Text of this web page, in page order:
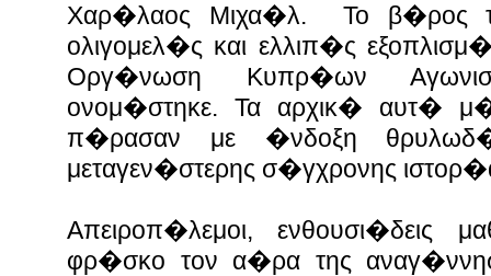
Χαρ�λαος Μιχα�λ. Το β�ρος
ολιγομελ�ς και ελλιπ�ς
Οργ�νωση Κυπρ�ων
ονομ�στηκε. Τα αρχικ� αυτ�
π�ρασαν με �νδοξη
μεταγεν�στερης σ�γχρονης
Απειροπ�λεμοι, ενθουσι�δεις
φρ�σκο τον α�ρα της